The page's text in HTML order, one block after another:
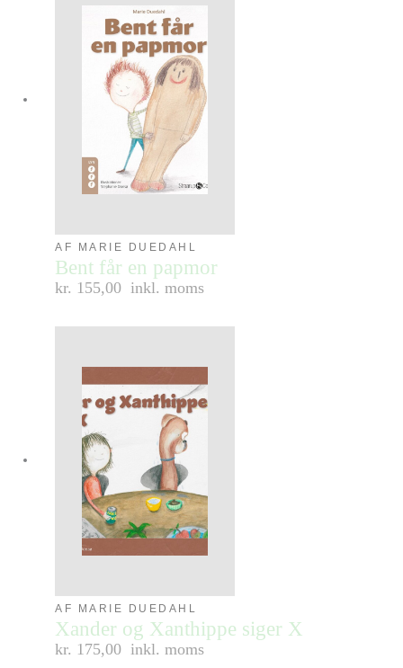
AF MARIE DUEDAHL
Bent får en papmor
kr. 155,00 inkl. moms
AF MARIE DUEDAHL
Xander og Xanthippe siger X
kr. 175,00 inkl. moms